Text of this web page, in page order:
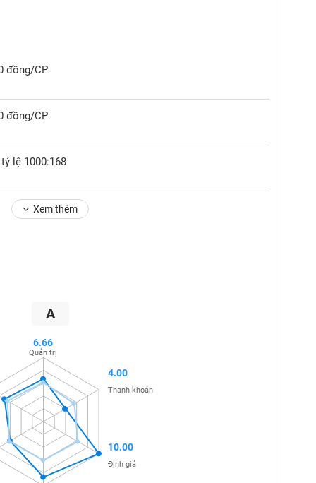
đồng/CP
đồng/CP
lệ 1000:168
Xem thêm
A
6.66
Quản trị
4.00
Thanh khoản
10.00
Định giá